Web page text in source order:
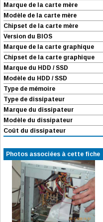
Marque de la carte mère
Modèle de la carte mère
Chipset de la carte mère
Version du BIOS
Marque de la carte graphique
Chipset de la carte graphique
Marque du HDD / SSD
Modèle du HDD / SSD
Type de mémoire
Type de dissipateur
Marque du dissipateur
Modèle du dissipateur
Coût du dissipateur
Photos associées à cette fiche